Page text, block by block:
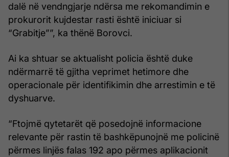
dalë në vendngjarje ndërsa me rekomandimin e
prokurorit kujdestar rasti është iniciuar si
“Grabitje””, ka thënë Borovci.
Ai ka shtuar se aktualisht policia është duke
ndërmarrë të gjitha veprimet hetimore dhe
operacionale për identifikimin dhe arrestimin e të
dyshuarve.
“Ftojmë qytetarët që posedojnë informacione
relevante për rastin të bashkëpunojnë me policinë
përmes linjës falas 192 apo përmes aplikacionit